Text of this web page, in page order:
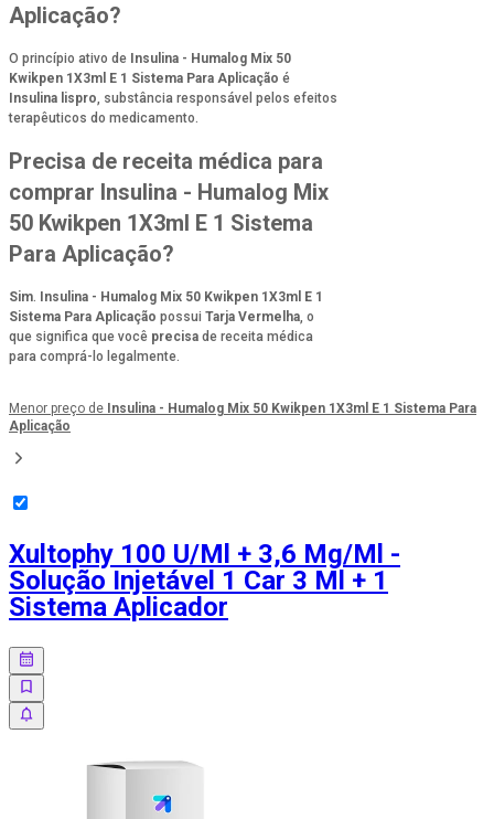
Aplicação?
O princípio ativo de Insulina - Humalog Mix 50
Kwikpen 1X3ml E 1 Sistema Para Aplicação é
Insulina lispro , substância responsável pelos efeitos
terapêuticos do medicamento.
Precisa de receita médica para
comprar Insulina - Humalog Mix
50 Kwikpen 1X3ml E 1 Sistema
Para Aplicação?
Sim Insulina - Humalog Mix 50 Kwikpen 1X3ml E 1
Sistema Para Aplicação possui Tarja Vermelha , o
que significa que você precisa de receita médica
para comprá-lo legalmente.
Menor preço de Insulina - Humalog Mix 50 Kwikpen 1X3ml E 1 Sistema Para
Aplicação
Xultophy 100 U/Ml + 3,6 Mg/Ml -
Solução Injetável 1 Car 3 Ml + 1
Sistema Aplicador